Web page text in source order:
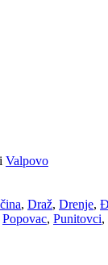
i Valpovo
, Draž, Drenje,
Popovac, Punitovci,